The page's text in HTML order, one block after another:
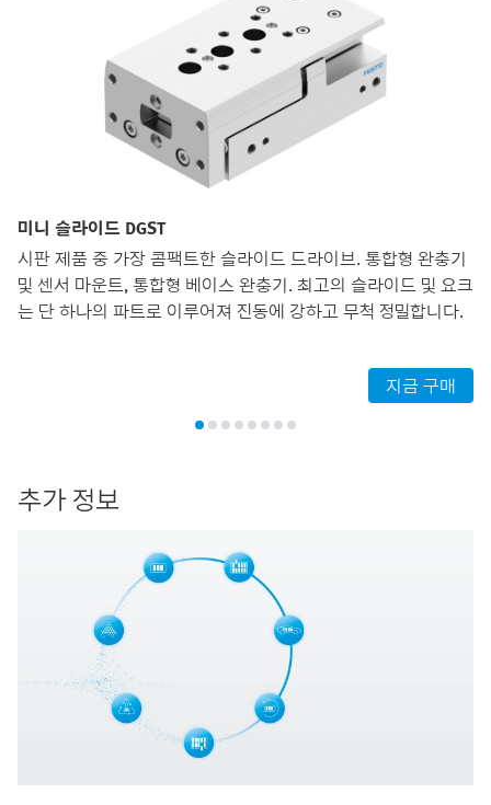
미니 슬라이드 DGST
시판 제품 중 가장 콤팩트한 슬라이드 드라이브. 통합형 완충기
및 센서 마운트, 통합형 베이스 완충기. 최고의 슬라이드 및 요크
는 단 하나의 파트로 이루어져 진동에 강하고 무척 정밀합니다.
지금 구매
추가 정보